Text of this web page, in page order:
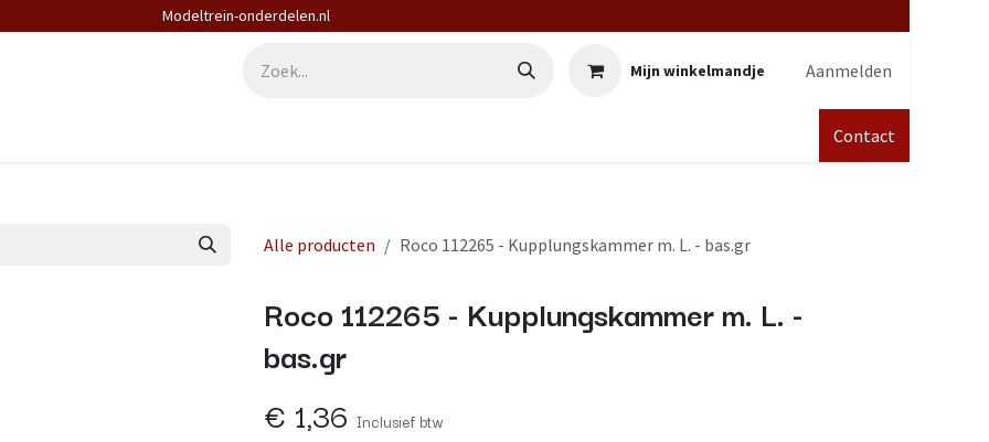
Modeltrein-onderdelen.nl
Mijn winkelmandje Aanmelden
Contact
Alle producten Roco 112265 - Kupplungskammer m. L. - bas.gr
Roco 112265 - Kupplungskammer m. L. -
bas.gr
€ 1,36 Inclusief btw